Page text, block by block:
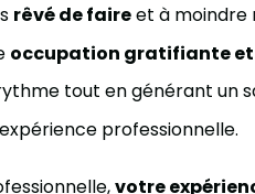
rêvé de faireet à moindre
occupation gratifiante
tout en générant un
professionnelle.
votre